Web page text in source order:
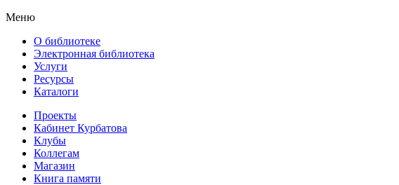
Меню
О библиотеке
Электронная библиотека
Услуги
Ресурсы
Каталоги
Проекты
Кабинет Курбатова
Клубы
Коллегам
Магазин
Книга памяти